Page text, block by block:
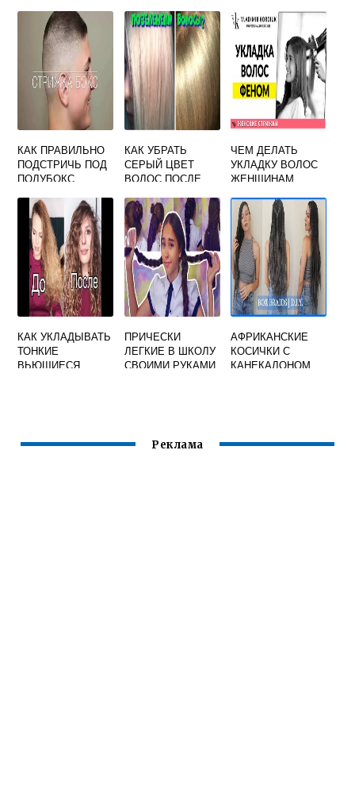
ПРОФЕССИОНАЛЬ
НОЙ КРАСКОЙ
ИНСТРУКЦИЯ ДЛЯ
НАЧИНАЮЩЕГО
НА ДЛИННЫЕ
ВОЛОСЫ
КАК ПРАВИЛЬНО
ПОДСТРИЧЬ ПОД
ПОЛУБОКС
КАК УБРАТЬ
СЕРЫЙ ЦВЕТ
ВОЛОС ПОСЛЕ
ЧЕМ ДЕЛАТЬ
УКЛАДКУ ВОЛОС
ЖЕНЩИНАМ
КАК УКЛАДЫВАТЬ
ТОНКИЕ
ВЬЮЩИЕСЯ
ПРИЧЕСКИ
ЛЕГКИЕ В ШКОЛУ
СВОИМИ РУКАМИ
АФРИКАНСКИЕ
КОСИЧКИ С
КАНЕКАЛОНОМ
Реклама